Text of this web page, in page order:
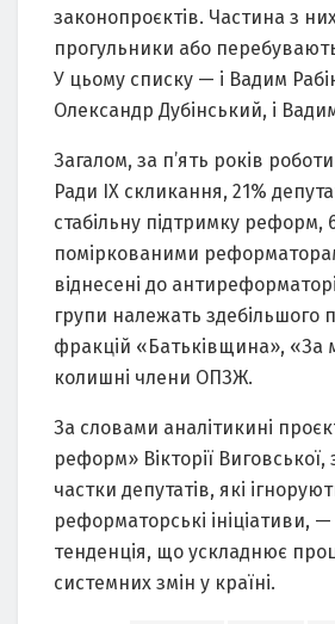
законопроєктів. Частина з
прогульники або
У цьому списку — і Вадим
Олександр Дубінський, і
Загалом, за п’ять років
Ради ІХ скликання, 21%
стабільну підтримку реформ,
поміркованими
віднесені до
групи належать здебільшого
фракцій «Батьківщина», «За
колишні члени ОПЗЖ.
За словами аналітикині
реформ» Вікторії Виговської,
частки депутатів, які
реформаторські ініціативи,
тенденція, що ускладнює
системних змін у країні.